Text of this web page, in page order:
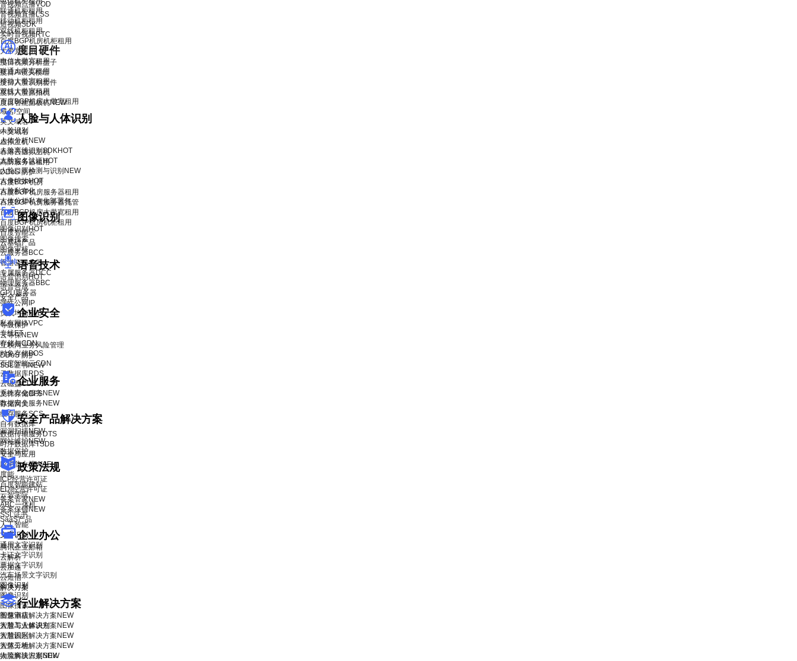
音视频点播VOD
音视频直播LSS
短视频SDK
实时音视频RTC
度目硬件
度目视频分析盒子
度目AI镜头模组
度目人脸识别套件
度目人脸抓拍机
度目智能面板机NEW
人脸与人体识别
人脸识别
人体分析NEW
人脸离线识别SDKHOT
人脸实名认证HOT
人脸口罩检测与识别 NEW
人像特效HOT
人脸私有化
人体分析私有化部署包
图像识别
图像识别HOT
图像搜索
图像审核
语音技术
语音识别 HOT
语音合成
安全产品
企业安全
等级保护
云等保NEW
互联网业务风险管理
DDoS 防护
SSL证书NEW
企业服务
系统安全服务NEW
数据安全服务 NEW
安全产品解决方案
漏洞扫描NEW
网站维护NEW
数据保护
政策法规
ICP经营许可证
EDI经营许可证
备案管家NEW
备案保镖NEW
SaaS产品
企业办公
腾讯企业邮箱
云解析
云加速
云短信
解决方案
行业解决方案
智慧酒店解决方案 NEW
智慧工业解决方案 NEW
智慧园区解决方案 NEW
智慧工地解决方案 NEW
物流解决方案NEW
联通机柜租用
移动机柜租用
双线机柜租用
百度BGP机房机柜租用
大带宽租用
电信大带宽租用
联通大带宽租用
移动大带宽租用
双线大带宽租用
百度BGP机房大带宽租用
域名/空间
英文域名
中文域名
虚拟主机
香港云虚拟主机
高防服务器租用
DDoS 防护
百度BGP机房
百度BGP机房服务器租用
百度BGP机房服务器托管
百度BGP机房大带宽租用
百度BGP机房机柜租用
百度智能云
云基础产品
云服务器BCC
香港云服务器
专属服务器DCC
物理服务器BBC
GPU服务器
弹性公网IP
负载均衡BLB
私有网络VPC
专线ET
存储与CDN
对象存储BOS
百度智能云CDN
云数据库RDS
云磁盘CDS
文件存储CFS
存储网关
缓存服务SCS
自有数据库
数据传输服务DTS
时序数据库TSDB
安全与应用
应用防火墙WAF
度能
百度智能建站
云智学院
ABC一体机
SSL证书
人工智能
文字识别
通用文字识别
卡证文字识别
票据文字识别
汽车场景文字识别
图像识别
图像识别
图像搜索
图像审核
人脸与人体识别
人脸识别
人体分析
人脸离线识别SDK